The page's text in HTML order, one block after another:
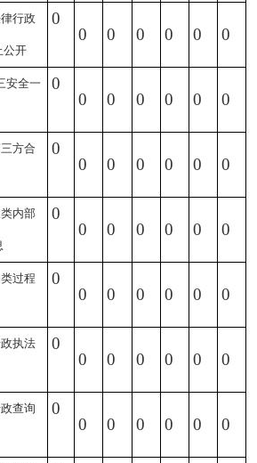
行政
公开
0
0
0 0 0 0 0
安全一
0
0
0 0 0 0 0
方合
0
0
0 0 0 0 0
内部
0
0
0 0 0 0 0
过程
0
0
0 0 0 0 0
执法
0
0
0 0 0 0 0
查询
0
0
0 0 0 0 0